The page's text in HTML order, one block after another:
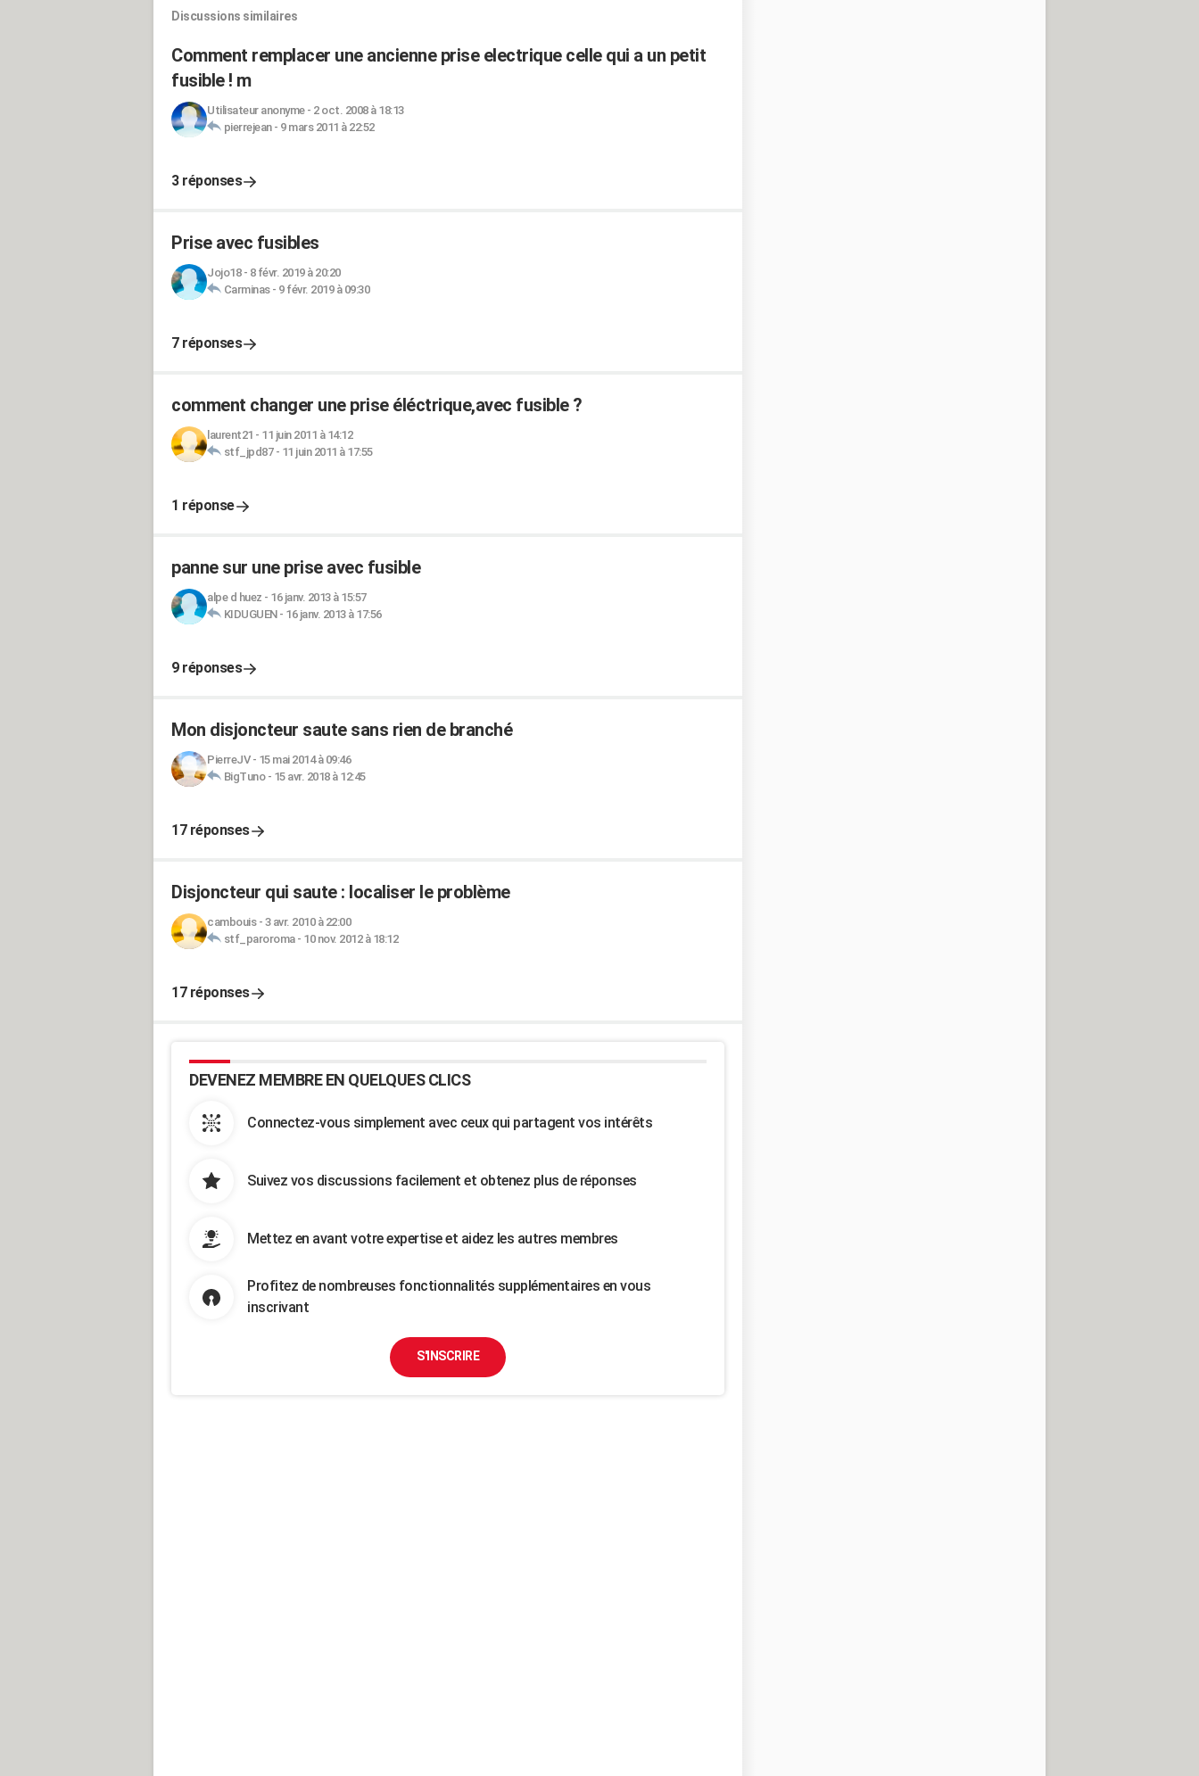
Discussions similaires
Comment remplacer une ancienne prise electrique celle qui a un petit
fusible ! m
Utilisateur anonyme- 2 oct. 2008 à 18:13
pierrejean- 9 mars 2011 à 22:52
3 réponses
Prise avec fusibles
Jojo18- 8 févr. 2019 à 20:20
Carminas- 9 févr. 2019 à 09:30
7 réponses
comment changer une prise éléctrique,avec fusible ?
laurent21 - 11 juin 2011 à 14:12
stf_jpd87- 11 juin 2011 à 17:55
1 réponse
panne sur une prise avec fusible
alpe d huez - 16 janv. 2013 à 15:57
KIDUGUEN- 16 janv. 2013 à 17:56
9 réponses
Mon disjoncteur saute sans rien de branché
PierreJV- 15 mai 2014 à 09:46
BigTuno- 15 avr. 2018 à 12:45
17 réponses
Disjoncteur qui saute : localiser le problème
cambouis- 3 avr. 2010 à 22:00
stf_paroroma- 10 nov. 2012 à 18:12
17 réponses
DEVENEZ MEMBRE EN QUELQUES CLICS
Connectez-vous simplement avec ceux qui partagent vos intérêts
Suivez vos discussions facilement et obtenez plus de réponses
Mettez en avant votre expertise et aidez les autres membres
Profitez de nombreuses fonctionnalités supplémentaires en vous
inscrivant
S'INSCRIRE